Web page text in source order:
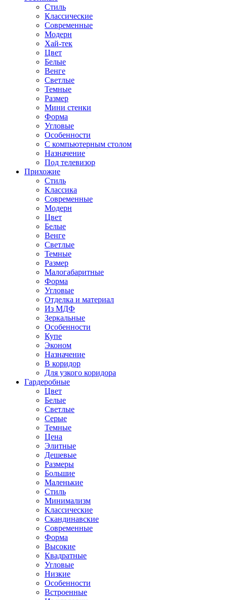
Стиль
Классические
Современные
Модерн
Хай-тек
Цвет
Белые
Венге
Светлые
Темные
Размер
Мини стенки
Форма
Угловые
Особенности
С компьютерным столом
Назначение
Под телевизор
Прихожие
Стиль
Классика
Современные
Модерн
Цвет
Белые
Венге
Светлые
Темные
Размер
Малогабаритные
Форма
Угловые
Отделка и материал
Из МДФ
Зеркальные
Особенности
Купе
Эконом
Назначение
В коридор
Для узкого коридора
Гардеробные
Цвет
Белые
Светлые
Серые
Темные
Цена
Элитные
Дешевые
Размеры
Большие
Маленькие
Стиль
Минимализм
Классические
Скандинавские
Современные
Форма
Высокие
Квадратные
Угловые
Низкие
Особенности
Встроенные